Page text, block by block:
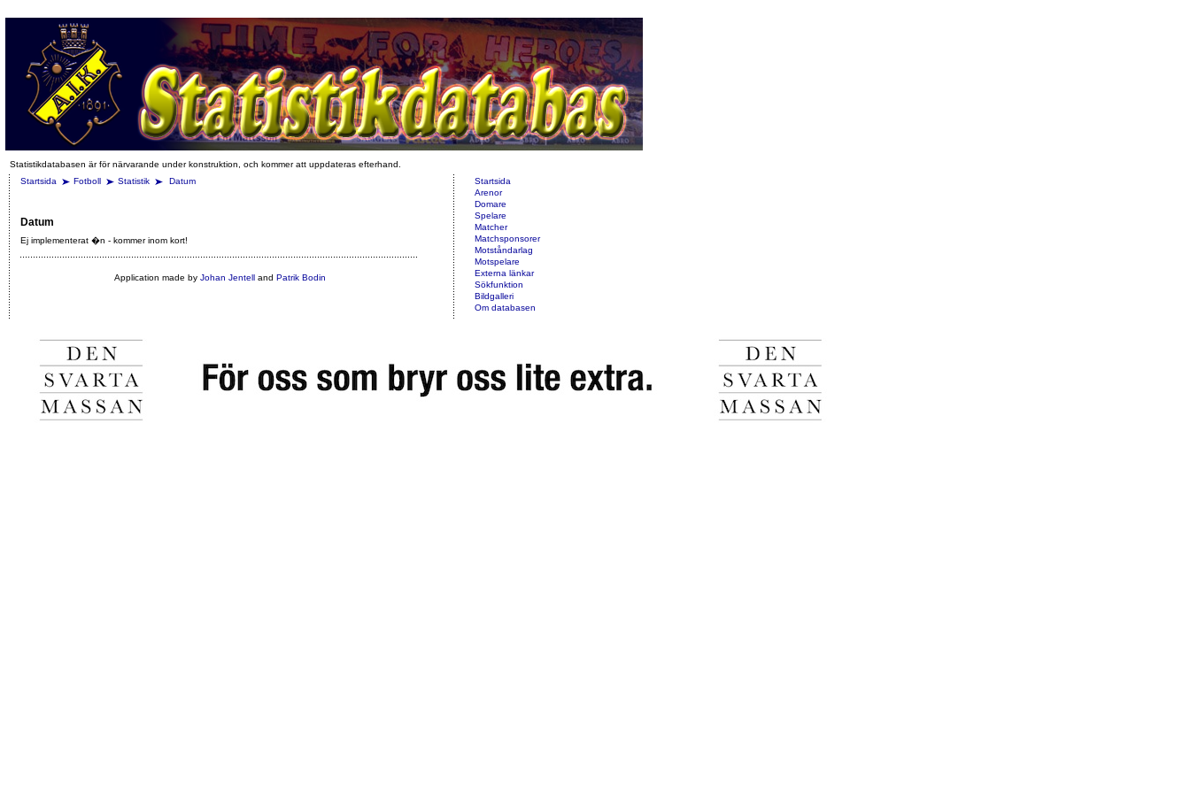
Statistikdatabasen är för närvarande under konstruktion, och kommer att uppdateras efterhand.
Startsida
Fotboll Statistik Datum
Datum
Ej implementerat �n - kommer inom kort!
Application made by Johan Jentelland Patrik Bodin
Startsida
Arenor
Domare
Spelare
Matcher
Matchsponsorer
Motståndarlag
Motspelare
Externa länkar
Sökfunktion
Bildgalleri
Om databasen